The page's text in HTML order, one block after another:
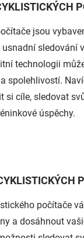
jsou
sledování
technologii
spolehlivostí.
si cíle, sledovat
úspěchy.
počítače
a dosáhnout